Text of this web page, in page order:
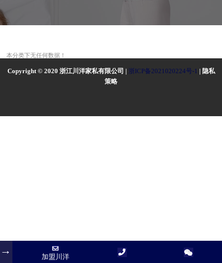
本分类下无任何数据！
Copyright © 2020 浙江川洋家私有限公司 | 浙ICP备2021020224号-1 | 隐私
策略
加盟川洋
加盟川洋